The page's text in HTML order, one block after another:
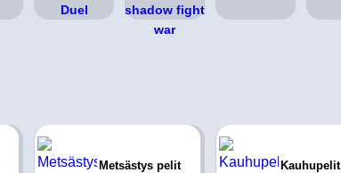
Metsästys pelit Kauhupelit